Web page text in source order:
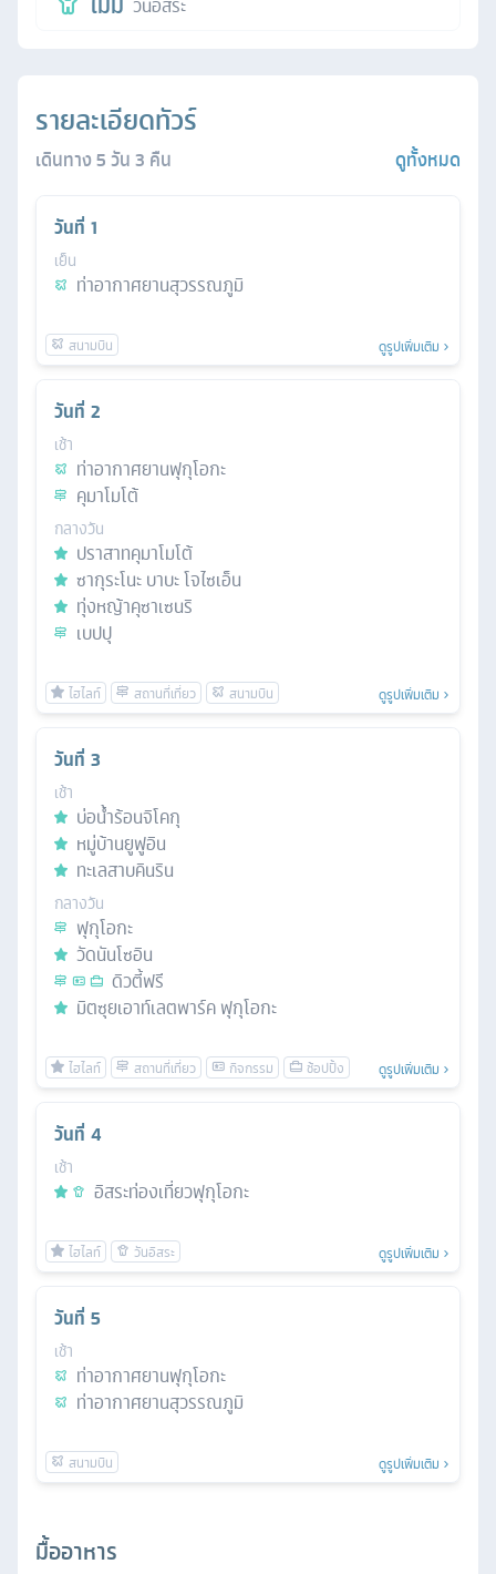
รายละเอียดทัวร์
เดินทาง5วัน3 คืน ดูทั้งหมด
วันที่ 1
เย็น
ท่าอากาศยานสุวรรณภูมิ
ดูรูปเพิ่มเติม
วันที่ 2
เช้า
ท่าอากาศยานฟุกุโอกะ
คุมาโมโต้
กลางวัน
ปราสาทคุมาโมโต้
ซากุระโนะ บาบะ โจไซเอ็น
ทุ่งหญ้าคุซาเซนริ
เบปปุ
ดูรูปเพิ่มเติม
วันที่ 3
เช้า
บ่อน้ำร้อนจิโคกุ
หมู่บ้านยูฟูอิน
ทะเลสาบคินริน
กลางวัน
ฟุกุโอกะ
วัดนันโซอิน
ดิวตี้ฟรี
มิตซุยเอาท์เลตพาร์ค ฟุกุโอกะ
ดูรูปเพิ่มเติม
วันที่ 4
เช้า
อิสระท่องเที่ยวฟุกุโอกะ
ดูรูปเพิ่มเติม
วันที่ 5
เช้า
ท่าอากาศยานฟุกุโอกะ
ท่าอากาศยานสุวรรณภูมิ
ดูรูปเพิ่มเติม
มื้ออาหาร